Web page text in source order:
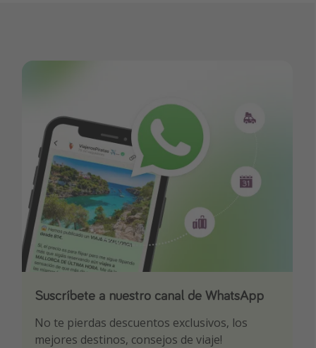
Suscríbete a nuestro canal de WhatsApp
No te pierdas descuentos exclusivos, los
mejores destinos, consejos de viaje!
Descarga nuestra app
Sé el primero en reservar nuestros chollazos
¡Suscríbete a nuestro canal de Telegram!
¡Recibe las mejores ofertas seleccionadas para
ti por nuestros expertos en viajes